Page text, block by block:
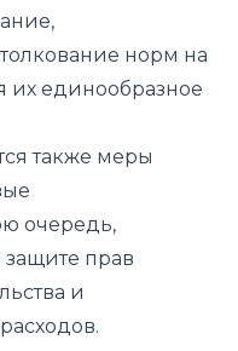
норм на
их единообразное
также меры
очередь,
защите прав
и